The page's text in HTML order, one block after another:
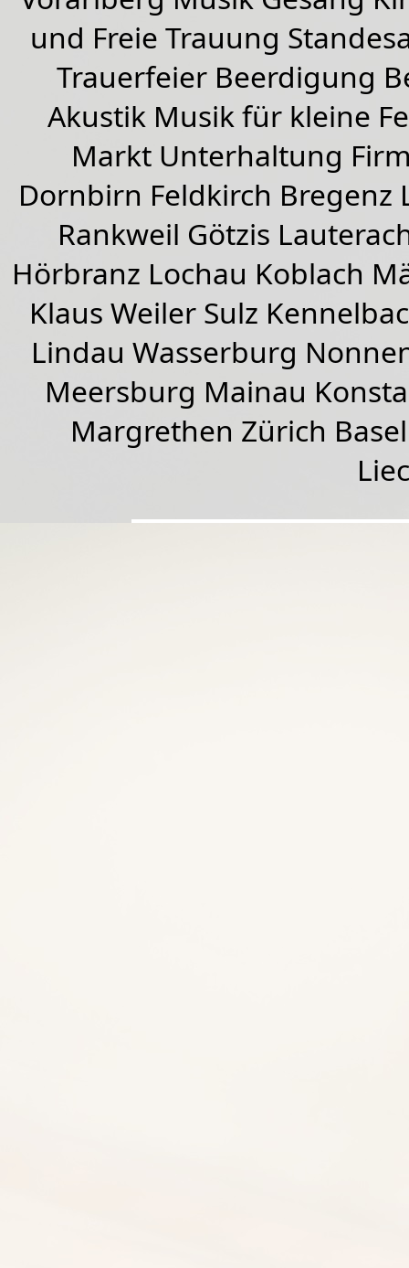
und Freie Trauung
Trauerfeier Beerdigung
Akustik Musik für kleine
Markt Unterhaltung
Dornbirn Feldkirch Bregenz
Rankweil Götzis
Hörbranz Lochau Koblach
Klaus Weiler Sulz
Lindau Wasserburg
Meersburg Mainau
Margrethen Zürich